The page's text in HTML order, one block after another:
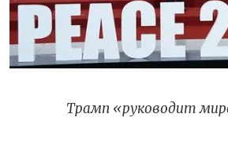
Трамп «руководит